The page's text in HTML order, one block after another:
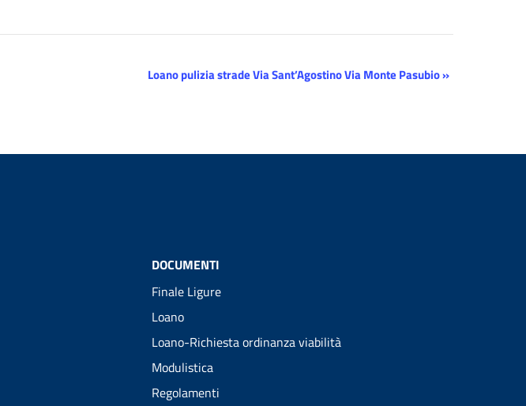
Loano pulizia strade Via Sant’Agostino Via Monte Pasubio»
DOCUMENTI
Finale Ligure
Loano
Loano-Richiesta ordinanza viabilità
Modulistica
Regolamenti